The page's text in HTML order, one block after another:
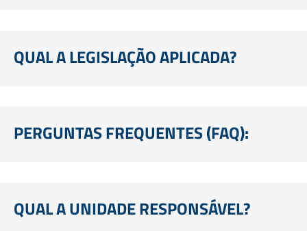
QUAL A LEGISLAÇÃO APLICADA?
PERGUNTAS FREQUENTES (FAQ):
QUAL A UNIDADE RESPONSÁVEL?